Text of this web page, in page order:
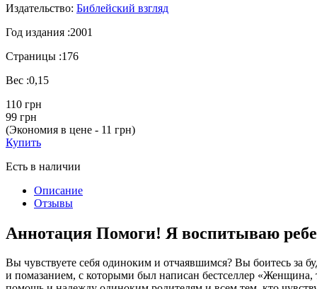
Издательство: Библейский взгляд
Год издания :2001
Страницы :176
Вес :0,15
110 грн
99 грн
(Экономия в цене - 11 грн)
Купить
Есть в наличии
Описание
Отзывы
Аннотация Помоги! Я воспитываю
Вы чувствуете себя одиноким и отчаявшимся? Вы боитесь за
и помазанием, с которыми был написан бестселлер